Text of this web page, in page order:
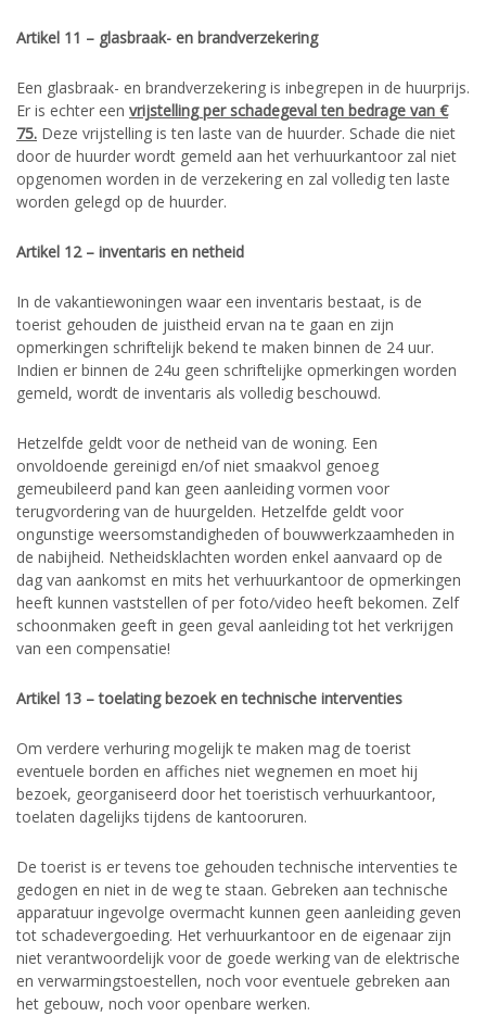
Artikel 11 – glasbraak- en brandverzekering
Een glasbraak- en brandverzekering is inbegrepen in de huurprijs.
Er is echter een vrijstelling per schadegeval ten bedrage van €
75. Deze vrijstelling is ten laste van de huurder. Schade die niet
door de huurder wordt gemeld aan het verhuurkantoor zal niet
opgenomen worden in de verzekering en zal volledig ten laste
worden gelegd op de huurder.
Artikel 12 – inventaris en netheid
In de vakantiewoningen waar een inventaris bestaat, is de
toerist gehouden de juistheid ervan na te gaan en zijn
opmerkingen schriftelijk bekend te maken binnen de 24 uur.
Indien er binnen de 24u geen schriftelijke opmerkingen worden
gemeld, wordt de inventaris als volledig beschouwd.
Hetzelfde geldt voor de netheid van de woning. Een
onvoldoende gereinigd en/of niet smaakvol genoeg
gemeubileerd pand kan geen aanleiding vormen voor
terugvordering van de huurgelden. Hetzelfde geldt voor
ongunstige weersomstandigheden of bouwwerkzaamheden in
de nabijheid. Netheidsklachten worden enkel aanvaard op de
dag van aankomst en mits het verhuurkantoor de opmerkingen
heeft kunnen vaststellen of per foto/video heeft bekomen. Zelf
schoonmaken geeft in geen geval aanleiding tot het verkrijgen
van een compensatie!
Artikel 13 – toelating bezoek en technische interventies
Om verdere verhuring mogelijk te maken mag de toerist
eventuele borden en affiches niet wegnemen en moet hij
bezoek, georganiseerd door het toeristisch verhuurkantoor,
toelaten dagelijks tijdens de kantooruren.
De toerist is er tevens toe gehouden technische interventies te
gedogen en niet in de weg te staan. Gebreken aan technische
apparatuur ingevolge overmacht kunnen geen aanleiding geven
tot schadevergoeding. Het verhuurkantoor en de eigenaar zijn
niet verantwoordelijk voor de goede werking van de elektrische
en verwarmingstoestellen, noch voor eventuele gebreken aan
het gebouw, noch voor openbare werken.